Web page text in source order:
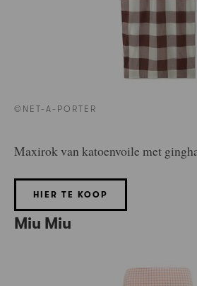
©NET-A-PORTER
Maxirok van katoenvoile met
HIER TE KOOP
Miu Miu